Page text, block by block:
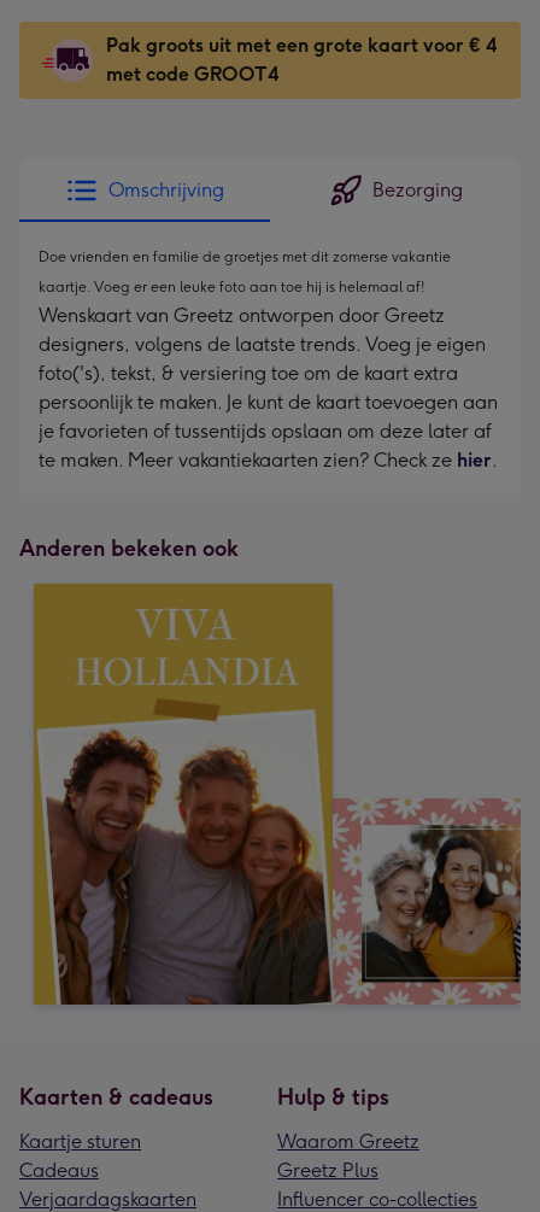
130
x
130
mm
-
Dimensions:
167
mm
-
€6,49
-
indruk
-
Dimensions:
240
x
240
mm
Pak groots uit met een grote kaart voor € 4
met code GROOT4
Omschrijving Bezorging
Doe vrienden en familie de groetjes met dit zomerse vakantie
kaartje. Voeg er een leuke foto aan toe hij is helemaal af!
Wenskaart van Greetz ontworpen door Greetz
designers, volgens de laatste trends. Voeg je eigen
foto('s), tekst, & versiering toe om de kaart extra
persoonlijk te maken. Je kunt de kaart toevoegen aan
je favorieten of tussentijds opslaan om deze later af
te maken. Meer vakantiekaarten zien? Check ze hier.
Anderen bekeken ook
Kaarten & cadeaus
Kaartje sturen
Cadeaus
Verjaardagskaarten
Hulp & tips
Waarom Greetz
Greetz Plus
Influencer co-collecties